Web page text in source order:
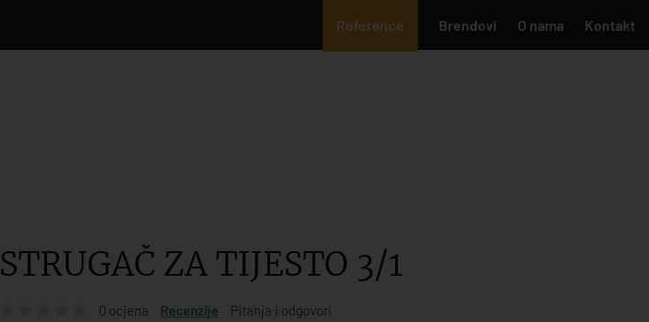
Reference Brendovi O nama Kontakt
STRUGAČ ZA TIJESTO 3/1
0 ocjena Recenzije Pitanja i odgovori